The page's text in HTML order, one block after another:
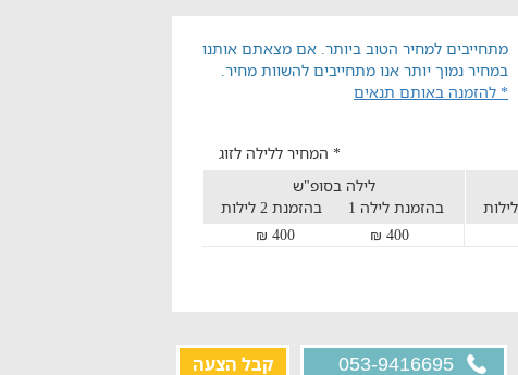
מתחייבים למחיר הטוב ביותר. אם מצאתם אותנו
במחיר נמוך יותר אנו מתחייבים להשוות מחיר.
* להזמנה באותם תנאים
* המחיר ללילה לזוג
לילה בסופ"ש
בהזמנת לילה 1
בהזמנת 2 לילות
400 ₪
400 ₪
קבל הצעה